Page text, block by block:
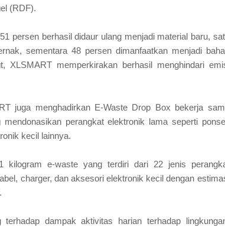
(RDF).
persen berhasil didaur ulang menjadi material baru,
sementara 48 persen dimanfaatkan menjadi
XLSMART memperkirakan berhasil menghindari
juga menghadirkan E-Waste Drop Box bekerja
perangkat elektronik lama seperti
kecil lainnya.
kilogram e-waste yang terdiri dari 22 jenis
charger, dan aksesori elektronik kecil dengan
dampak aktivitas harian terhadap